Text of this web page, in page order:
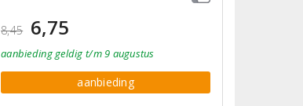
8,45 6,75
aanbiedinggeldig t/m 9 augustus
aanbieding